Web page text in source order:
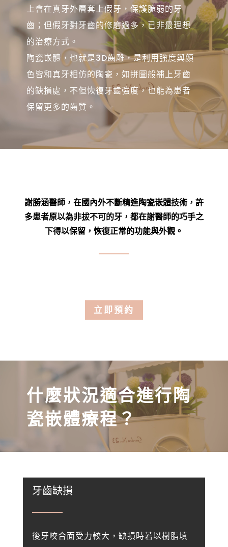
上會在真牙外層套上假牙，保護脆弱的牙
齒； 但假牙對牙齒的修磨過多，已非最理想
的治療方式。
陶瓷嵌體，也就是3D齒雕，是利用強度與顏
色皆和真牙相仿的陶瓷， 如拼圖般補上牙齒
的缺損處，不但恢復牙齒強度，也能為患者
保留更多的齒質。
謝勝涵醫師，在國內外不斷精進陶瓷嵌體技術， 許
多患者原以為非拔不可的牙，都在謝醫師的巧手之
下得以保留， 恢復正常的功能與外觀。
立即預約
什麼狀況適合進行陶
瓷嵌體療程？
牙齒缺損
後牙咬合面受力較大，缺損時若以樹脂填